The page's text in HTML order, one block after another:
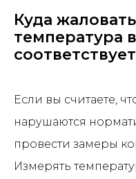
Куда
температура
Если вы считаете,
нарушаются
провести замеры
Измерять